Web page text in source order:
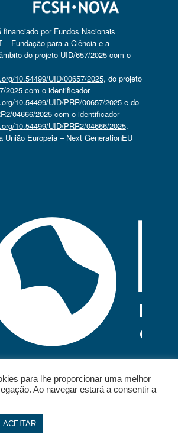
financiado por Fundos Nacionais
– Fundação para a Ciência e a
do projeto UID/657/2025 com o
10.54499/UID/00657/2025, do projeto
2025 com o identificador
10.54499/UID/PRR/00657/2025e do
04666/2025 com o identificador
10.54499/UID/PRR2/04666/2025.
União Europeia – Next GenerationEU
reserved.
para lhe proporcionar uma melhor
Ao navegar estará a consentir a
ACEITAR